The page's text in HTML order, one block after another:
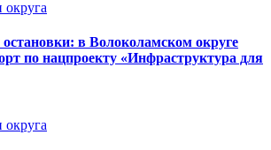
округа
в Волоколамском округе
по нацпроекту «Инфраструктура для
округа